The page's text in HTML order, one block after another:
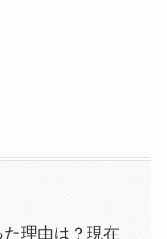
理由は？現在